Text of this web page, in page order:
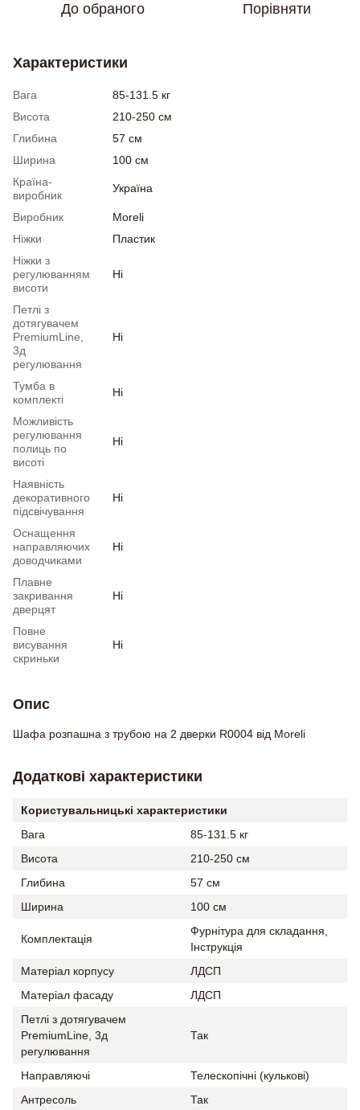
До обраного Порівняти
Характеристики
Вага
85-131.5 кг
Висота
210-250 см
Глибина
57 см
Ширина
100 см
Країна-
виробник
Україна
Виробник
Moreli
Ніжки
Пластик
Ніжки з
регулюванням
висоти
Ні
Петлі з
дотягувачем
PremiumLine,
3д
регулювання
Ні
Тумба в
комплекті
Ні
Можливість
регулювання
полиць по
висоті
Ні
Наявність
декоративного
підсвічування
Ні
Оснащення
направляючих
доводчиками
Ні
Плавне
закривання
дверцят
Ні
Повне
висування
скриньки
Ні
Опис
Шафа розпашна з трубою на 2 дверки R0004 від Moreli
Додаткові характеристики
Користувальницькі характеристики
Вага
85-131.5 кг
Висота
210-250 см
Глибина
57 см
Ширина
100 см
Комплектація
Фурнітура для складання,
Інструкція
Матеріал корпусу
ЛДСП
Матеріал фасаду
ЛДСП
Петлі з дотягувачем
PremiumLine, 3д
регулювання
Так
Направляючі
Телескопічні (кулькові)
Антресоль
Так